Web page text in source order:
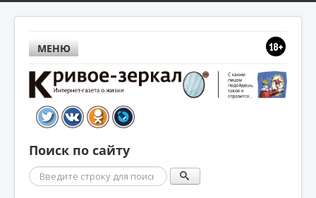
МЕНЮ
Поиск по сайту
Поиск